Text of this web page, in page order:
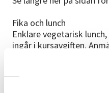
Fika och lunch
Enklare vegetarisk
ingår i kursavgiften.
Ta med